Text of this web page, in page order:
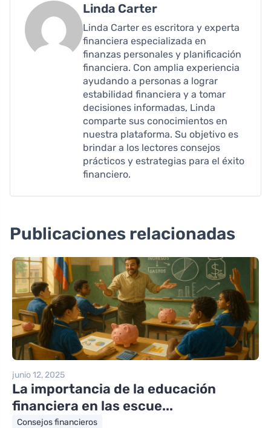
Linda Carter
Linda Carter es escritora y experta
financiera especializada en
finanzas personales y planificación
financiera. Con amplia experiencia
ayudando a personas a lograr
estabilidad financiera y a tomar
decisiones informadas, Linda
comparte sus conocimientos en
nuestra plataforma. Su objetivo es
brindar a los lectores consejos
prácticos y estrategias para el éxito
financiero.
Publicaciones relacionadas
junio 12, 2025
La importancia de la educación
financiera en las escue...
Consejos financieros